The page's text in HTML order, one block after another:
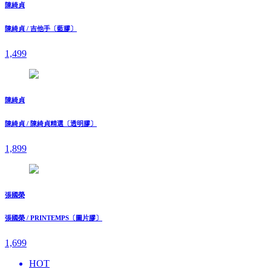
陳綺貞
陳綺貞 / 吉他手〔藍膠〕
1,499
陳綺貞
陳綺貞 / 陳綺貞精選〔透明膠〕
1,899
張國榮
張國榮 / PRINTEMPS〔圖片膠〕
1,699
HOT